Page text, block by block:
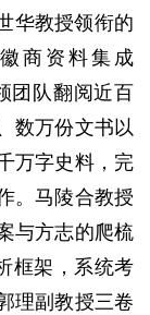
华教授领衔的
商资料集成
团队翻阅近百
数万份文书以
万字史料，完
。马陵合教授
与方志的爬梳
框架，系统考
理副教授三卷